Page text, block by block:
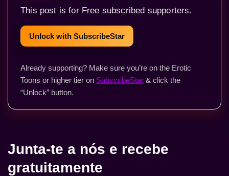
This post is for Free subscribed supporters.
Unlock with SubscribeStar
Already supporting? Make sure you’re on the Erotic
Toons or higher tier on SubscribeStar & click the
“Unlock” button.
Junta-te a nós e recebe
gratuitamente